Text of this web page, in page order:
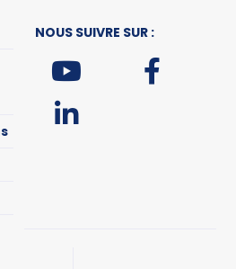
NOUS SUIVRE SUR :